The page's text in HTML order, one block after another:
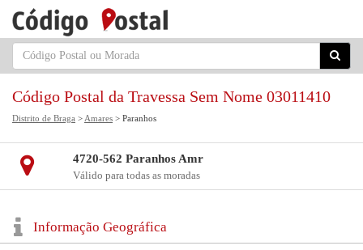
Código Postal da Travessa Sem Nome 03011410
Distrito de Braga > Amares > Paranhos
4720-562 Paranhos Amr
Válido para todas as moradas
Informação Geográfica